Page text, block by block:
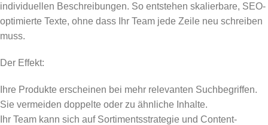
individuellen Beschreibungen. So entstehen skalierbare, SEO-
optimierte Texte, ohne dass Ihr Team jede Zeile neu schreiben
muss.
Der Effekt:
Ihre Produkte erscheinen bei mehr relevanten Suchbegriffen.
Sie vermeiden doppelte oder zu ähnliche Inhalte.
Ihr Team kann sich auf Sortimentsstrategie und Content-